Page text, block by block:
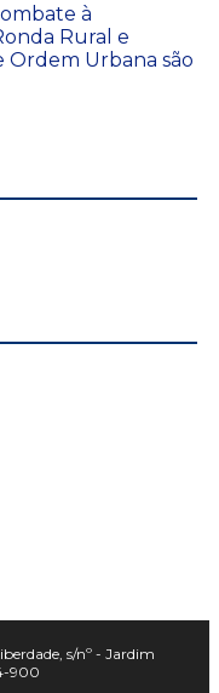
à
Rural e
Urbana são
s/nº - Jardim
900